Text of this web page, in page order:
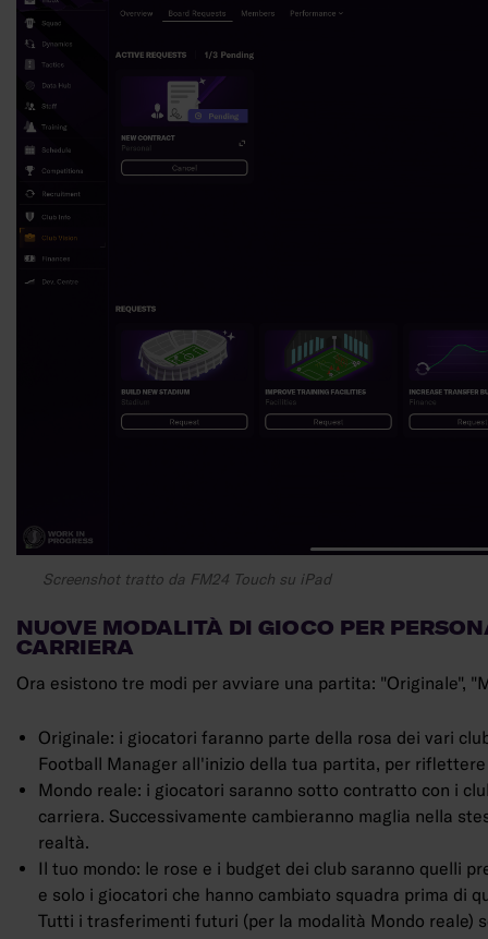
Screenshot tratto da FM24 Touch su iPad
NUOVE MODALITÀ DI GIOCO PER
CARRIERA
Ora esistono tre modi per avviare una partita: "Originale",
Originale: i giocatori faranno parte della rosa dei vari
Football Manager all'inizio della tua partita, per
Mondo reale: i giocatori saranno sotto contratto con i
carriera. Successivamente cambieranno maglia nella
realtà.
Il tuo mondo: le rose e i budget dei club saranno quelli
e solo i giocatori che hanno cambiato squadra prima di
Tutti i trasferimenti futuri (per la modalità Mondo reale)